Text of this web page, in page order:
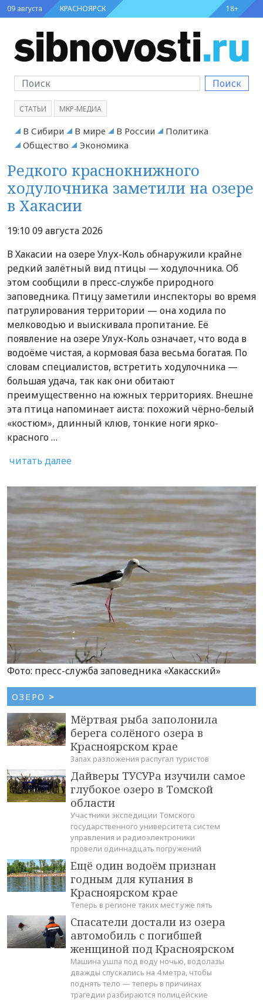
09 августа КРАСНОЯРСК 18+
Поиск
СТАТЬИ МКР-МЕДИА
В Сибири В мире В России
Политика
Общество
Экономика
Редкого краснокнижного
ходулочника заметили на озере
в Хакасии
19:10 09 августа 2026
В Хакасии на озере Улух-Коль обнаружили крайне
редкий залётный вид птицы — ходулочника. Об
этом сообщили в пресс-службе природного
заповедника. Птицу заметили инспекторы во время
патрулирования территории — она ходила по
мелководью и выискивала пропитание. Её
появление на озере Улух-Коль означает, что вода в
водоёме чистая, а кормовая база весьма богатая. По
словам специалистов, встретить ходулочника —
большая удача, так как они обитают
преимущественно на южных территориях. Внешне
эта птица напоминает аиста: похожий чёрно-белый
«костюм», длинный клюв, тонкие ноги ярко-
красного …
читать далее
Фото: пресс-служба заповедника «Хакасский»
ОЗЕРО >
Мёртвая рыба заполонила
берега солёного озера в
Красноярском крае
Запах разложения распугал туристов
Дайверы ТУСУРа изучили самое
глубокое озеро в Томской
области
Участники экспедиции Томского
государственного университета систем
управления и радиоэлектроники
провели одиннадцать погружений
Ещё один водоём признан
годным для купания в
Красноярском крае
Теперь в регионе таких мест уже пять
Спасатели достали из озера
автомобиль с погибшей
женщиной под Красноярском
Машина ушла под воду ночью, водолазы
дважды спускались на 4 метра, чтобы
поднять тело — теперь в причинах
трагедии разбираются полицейские